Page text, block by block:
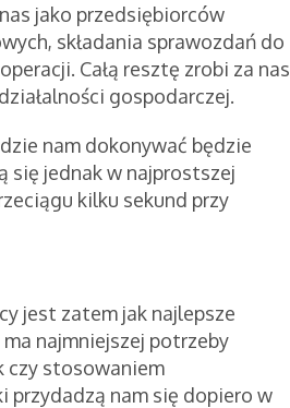
jako przedsiębiorców
składania sprawozdań do
Całą resztę zrobi za nas
gospodarczej.
nam dokonywać będzie
się jednak w najprostszej
kilku sekund przy
jest zatem jak najlepsze
najmniejszej potrzeby
czy stosowaniem
przydadzą nam się dopiero w